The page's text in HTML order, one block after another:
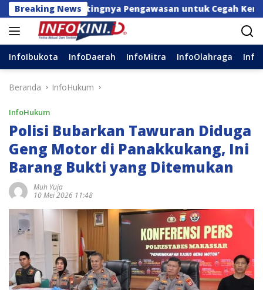
Langsung
ke
konten
Breaking News
Pentingnya Pengawasan untuk Cegah Kerugian Daerah
InfoIbukota InfoDaerah InfoMitra InfoOlahraga
Beranda InfoHukum
InfoHukum
Polisi Bubarkan Tawuran Diduga
Geng Motor di Panakkukang, Ini
Barang Bukti yang Ditemukan
Muh Yuja
10 Mei 2026 11:48